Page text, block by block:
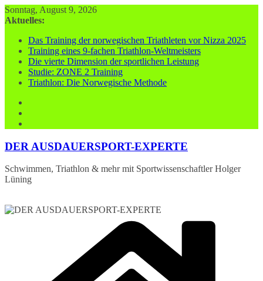
Zum
Inhalt
Sonntag, August 9, 2026
Aktuelles:
Das Training der norwegischen Triathleten vor Nizza 2025
Training eines 9-fachen Triathlon-Weltmeisters
Die vierte Dimension der sportlichen Leistung
Studie: ZONE 2 Training
Triathlon: Die Norwegische Methode
DER AUSDAUERSPORT-EXPERTE
Schwimmen, Triathlon & mehr mit Sportwissenschaftler Holger
Lüning